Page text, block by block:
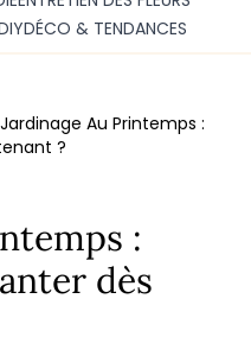
DÉCO & TENDANCES
Jardinage Au Printemps :
?
:
dès